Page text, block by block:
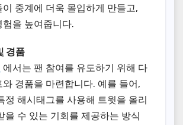
이 중계에 더욱 몰입하게 만들고,
험을 높여줍니다.
경품
에서는 팬 참여를 유도하기 위해 다
와 경품을 마련합니다. 예를 들어,
정 해시태그를 사용해 트윗을 올리
을 수 있는 기회를 제공하는 방식